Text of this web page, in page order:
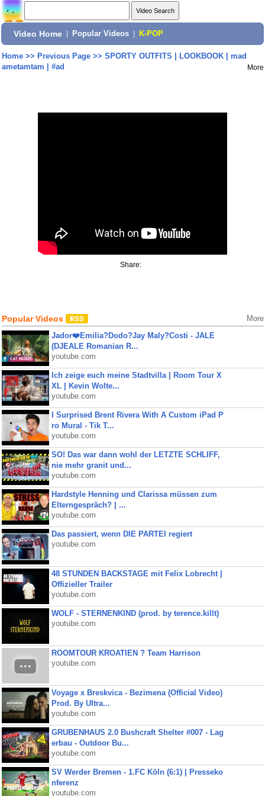
Video Home Popular Videos K-POP
Home>> Previous Page>> SPORTY OUTFITS | LOOKBOOK | mad
ametamtam | #ad
More
Share:
Popular Videos More
Jador❤️Emilia?Dodo?Jay Maly?Costi - JALE
(DJEALE Romanian R...
youtube.com
Ich zeige euch meine Stadtvilla | Room Tour X
XL | Kevin Wolte...
youtube.com
I Surprised Brent Rivera With A Custom iPad P
ro Mural - Tik T...
youtube.com
SO! Das war dann wohl der LETZTE SCHLIFF,
nie mehr granit und...
youtube.com
Hardstyle Henning und Clarissa müssen zum
Elterngespräch? | ...
youtube.com
Das passiert, wenn DIE PARTEI regiert
youtube.com
48 STUNDEN BACKSTAGE mit Felix Lobrecht |
Offizieller Trailer
youtube.com
WOLF - STERNENKIND (prod. by terence.killt)
youtube.com
ROOMTOUR KROATIEN ? Team Harrison
youtube.com
Voyage x Breskvica - Bezimena (Official Video)
Prod. By Ultra...
youtube.com
GRUBENHAUS 2.0 Bushcraft Shelter #007 - Lag
erbau - Outdoor Bu...
youtube.com
SV Werder Bremen - 1.FC Köln (6:1) | Presseko
nferenz
youtube.com